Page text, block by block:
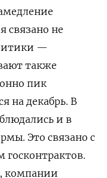
связано не
—
также
пик
на декабрь. В
и в
Это связано с
госконтрактов.
компании